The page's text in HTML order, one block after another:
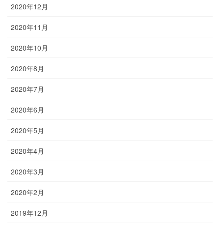
2020年12月
2020年11月
2020年10月
2020年8月
2020年7月
2020年6月
2020年5月
2020年4月
2020年3月
2020年2月
2019年12月